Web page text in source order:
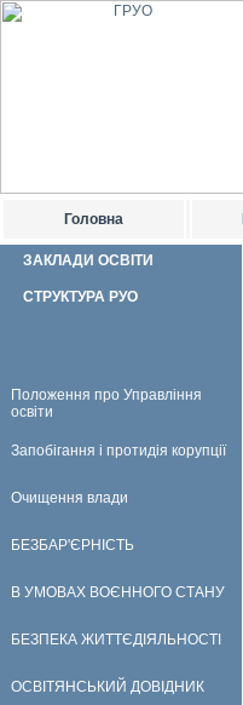
Головна
ЗАКЛАДИ ОСВІТИ
СТРУКТУРА РУО
Положення про Управління
освіти
Запобігання і протидія корупції
Очищення влади
БЕЗБАР'ЄРНІСТЬ
В УМОВАХ ВОЄННОГО СТАНУ
БЕЗПЕКА ЖИТТЄДІЯЛЬНОСТІ
ОСВІТЯНСЬКИЙ ДОВІДНИК